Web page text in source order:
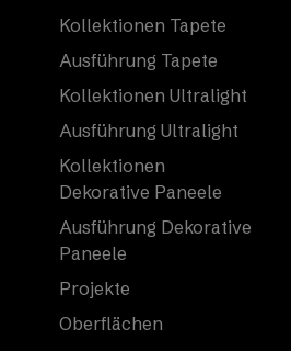
Kollektionen Tapete
Ausführung Tapete
Kollektionen Ultralight
Ausführung Ultralight
Kollektionen
Dekorative Paneele
Ausführung Dekorative
Paneele
Projekte
Oberflächen